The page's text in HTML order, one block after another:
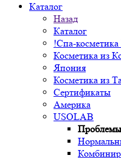
Каталог
Назад
Каталог
!Спа-косметика
Косметика из
Япония
Косметика из
Сертификаты
Америка
USOLAB
Проблемы